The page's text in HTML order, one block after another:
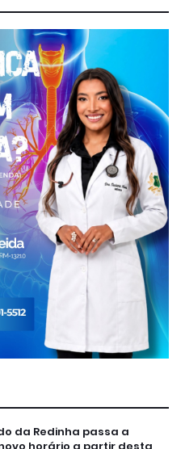
da Redinha passa a